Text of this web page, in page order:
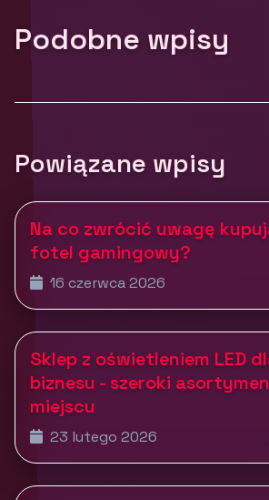
Podobne wpisy
Powiązane wpisy
Na co zwrócić uwagę
fotel gamingowy?
16 czerwca 2026
Sklep z oświetleniem LED
biznesu - szeroki
miejscu
23 lutego 2026